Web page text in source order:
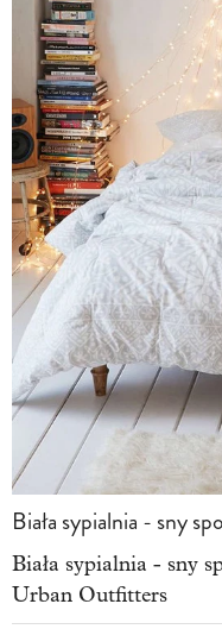
Biała sypialnia - sny
Biała sypialnia - sny
Urban Outfitters